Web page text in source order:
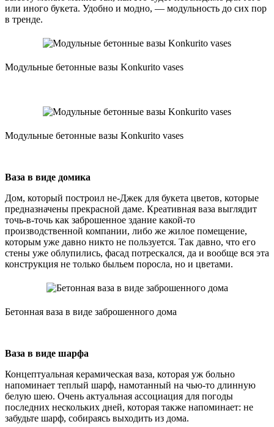
или иного букета. Удобно и модно, — модульность до сих пор
в тренде.
Модульные бетонные вазы Konkurito vases
Модульные бетонные вазы Konkurito vases
Ваза в виде домика
Дом, который построил не-Джек для букета цветов, которые
предназначены прекрасной даме. Креативная ваза выглядит
точь-в-точь как заброшенное здание какой-то
производственной компании, либо же жилое помещение,
которым уже давно никто не пользуется. Так давно, что его
стены уже облупились, фасад потрескался, да и вообще вся эта
конструкция не только быльем поросла, но и цветами.
Бетонная ваза в виде заброшенного дома
Ваза в виде шарфа
Концептуальная керамическая ваза, которая уж больно
напоминает теплый шарф, намотанный на чью-то длинную
белую шею. Очень актуальная ассоциация для погоды
последних нескольких дней, которая также напоминает: не
забудьте шарф, собираясь выходить из дома.